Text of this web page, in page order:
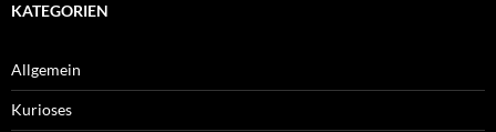
KATEGORIEN
Allgemein
Kurioses